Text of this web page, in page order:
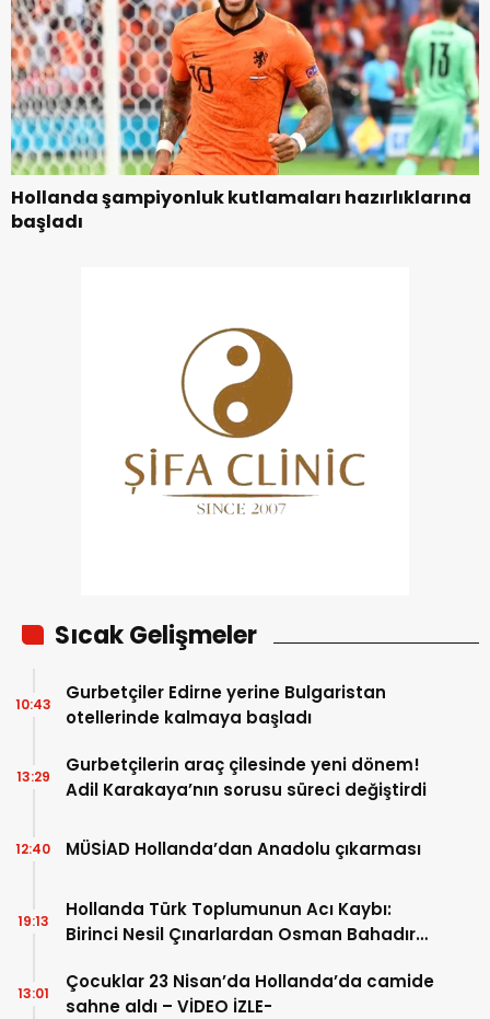
Hollanda şampiyonluk kutlamaları hazırlıklarına
başladı
Sıcak Gelişmeler
Gurbetçiler Edirne yerine Bulgaristan
otellerinde kalmaya başladı
10:43
Gurbetçilerin araç çilesinde yeni dönem!
Adil Karakaya’nın sorusu süreci değiştirdi
13:29
MÜSİAD Hollanda’dan Anadolu çıkarması
12:40
Hollanda Türk Toplumunun Acı Kaybı:
Birinci Nesil Çınarlardan Osman Bahadır
19:13
Çocuklar 23 Nisan’da Hollanda’da camide
sahne aldı – VİDEO İZLE-
13:01